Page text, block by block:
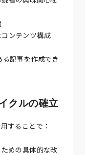
ンテンツ構成
記事を作成でき
クルの確立
することで：
めの具体的な改